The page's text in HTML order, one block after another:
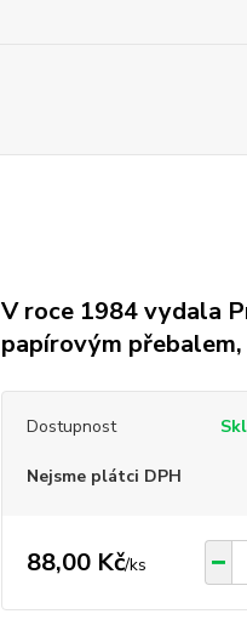
V roce 1984 vydala
papírovým
Dostupnost
Nejsme plátci DPH
88,00 Kč/ks